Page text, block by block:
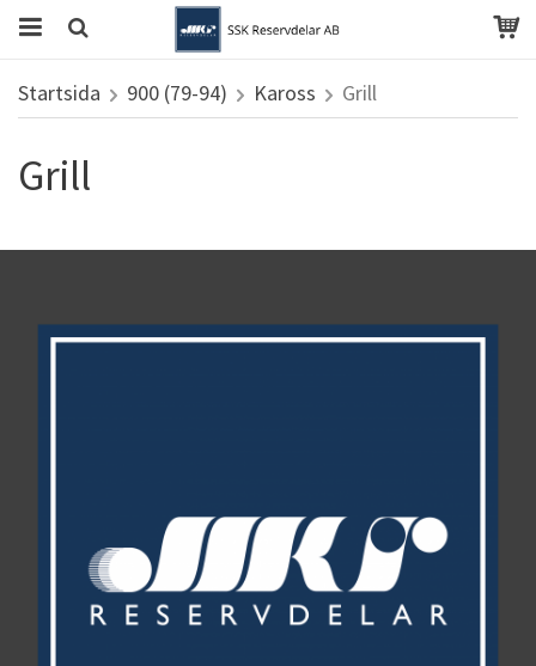
Startsida 900 (79-94) Kaross Grill
Grill